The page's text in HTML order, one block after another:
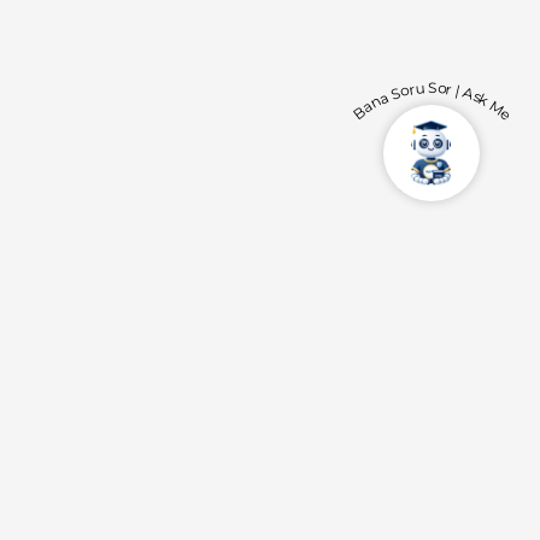
Bana Soru Sor | Ask Me